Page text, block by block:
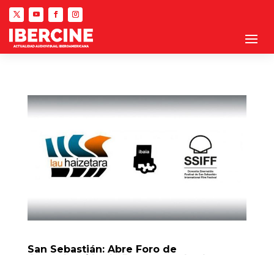
San Sebastián: Abre Foro de